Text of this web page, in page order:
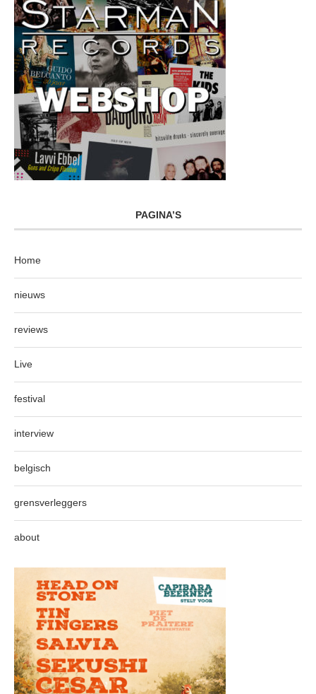
PAGINA’S
Home
nieuws
reviews
Live
festival
interview
belgisch
grensverleggers
about